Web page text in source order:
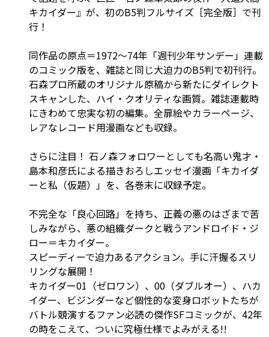
キカイダー』が、初のB5判フルサイズ［完全版］で刊
行！
同作品の原点＝1972～74年「週刊少年サンデー」連載
のコミック版を、雑誌と同じ大迫力のB5判で初刊行。
石森プロ所蔵のオリジナル原稿から新たにダイレクト
スキャンした、ハイ・クオリティな画質。雑誌連載時
にきわめて忠実な初の編集。全扉絵やカラーページ、
レアなレコード用漫画なども収録。
さらに注目！ 石ノ森フォロワーとしても名高い鬼才・
島本和彦氏による描きおろしエッセイ漫画「キカイダ
ーと私（仮題）」を、各巻末に収録予定。
不完全な「良心回路」を持ち、正義の悪のはざまで苦
しみながら、悪の組織ダークと戦うアンドロイド・ジ
ロー＝キカイダー。
スピーディーで迫力あるアクション。手に汗握るスリ
リングな展開！
キカイダー01（ゼロワン）、00（ダブルオー）、ハカ
イダー、ビジンダーなど個性的な変身ロボットたちが
バトル競演するファン必読の傑作SFコミックが、42年
の時をこえて、ついに究極仕様でよみがえる!!